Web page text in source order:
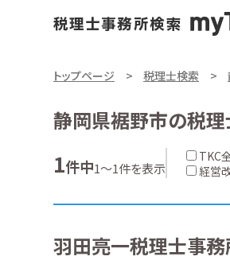
トップページ 税理士検索
静岡県裾野市の税
1件中1～1件を表示
TKC
経営
羽田亮一税理士事